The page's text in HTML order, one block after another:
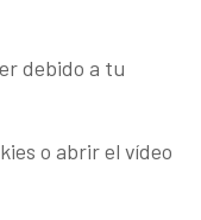
debido a tu
o abrir el vídeo